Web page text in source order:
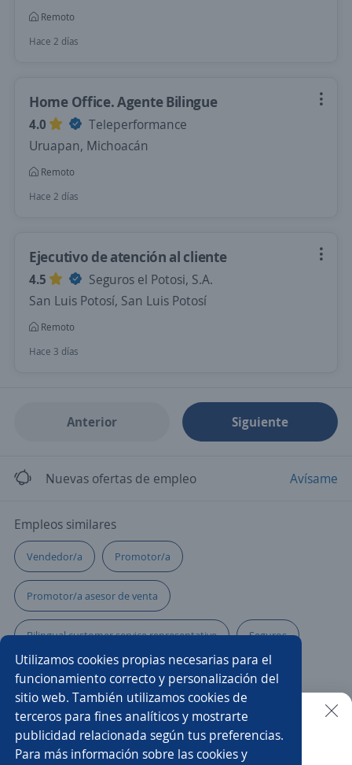
Utilizamos cookies propias necesarias para el
funcionamiento correcto y personalización del
sitio web. También utilizamos cookies de
terceros para fines analíticos y mostrarte
publicidad relacionada según tus preferencias.
Para más información sobre las cookies y
Remoto
Hace 2 días
Home Office. Agente Bilingue
4.0
Teleperformance
Uruapan, Michoacán
Remoto
Hace 2 días
Ejecutivo de atención al cliente
4.5
Seguros el Potosi, S.A.
San Luis Potosí, San Luis Potosí
Remoto
Hace 3 días
Anterior Siguiente
Nuevas ofertas de empleo Avísame
Empleos similares
Vendedor/a Promotor/a
Promotor/a asesor de venta
Bilingual customer service representative Seguros
Ventas Asesor/a de crédito Facturista
Supervisor/a de ventas Asistente de ventas
Asesor/a Vendedor refacciones
Buscar es más fácil en la app